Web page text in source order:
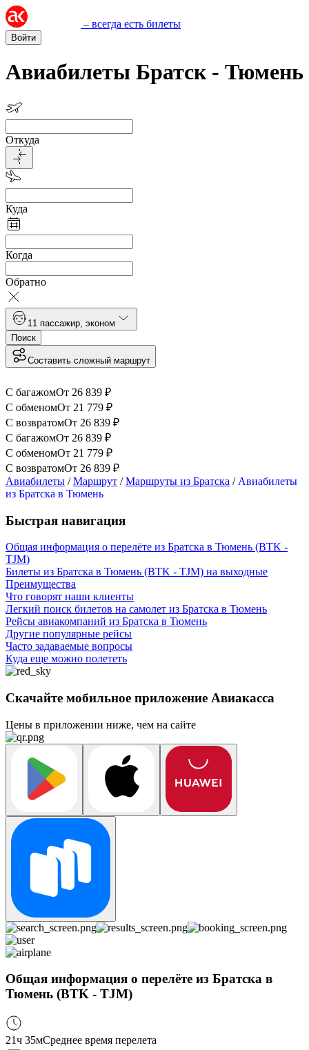
– всегда есть билеты
Войти
Авиабилеты Братск - Тюмень
Откуда
Куда
Когда
Обратно
1 1 пассажир эконом
Поиск
Составить сложный маршрут
С багажомОт 26 839 ₽
С обменомОт 21 779 ₽
С возвратомОт 26 839 ₽
С багажомОт 26 839 ₽
С обменомОт 21 779 ₽
С возвратомОт 26 839 ₽
Авиабилеты /Маршрут /Маршруты из Братска / Авиабилеты
из Братска в Тюмень
Быстрая навигация
Общая информация о перелёте из Братска в Тюмень (BTK -
TJM)
Билеты из Братска в Тюмень (BTK - TJM) на выходные
Преимущества
Что говорят наши клиенты
Легкий поиск билетов на самолет из Братска в Тюмень
Рейсы авиакомпаний из Братска в Тюмень
Другие популярные рейсы
Часто задаваемые вопросы
Куда еще можно полететь
Скачайте мобильное приложение Авиакасса
Цены в приложении ниже, чем на сайте
Общая информация о перелёте из Братска в
Тюмень (BTK - TJM)
21ч 35мСреднее время перелета